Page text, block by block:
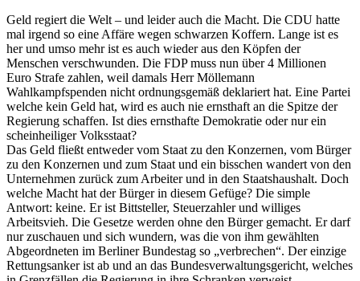
Geld regiert die Welt – und leider auch die Macht. Die CDU hatte
mal irgend so eine Affäre wegen schwarzen Koffern. Lange ist es
her und umso mehr ist es auch wieder aus den Köpfen der
Menschen verschwunden. Die FDP muss nun über 4 Millionen
Euro Strafe zahlen, weil damals Herr Möllemann
Wahlkampfspenden nicht ordnungsgemäß deklariert hat. Eine Partei
welche kein Geld hat, wird es auch nie ernsthaft an die Spitze der
Regierung schaffen. Ist dies ernsthafte Demokratie oder nur ein
scheinheiliger Volksstaat?
Das Geld fließt entweder vom Staat zu den Konzernen, vom Bürger
zu den Konzernen und zum Staat und ein bisschen wandert von den
Unternehmen zurück zum Arbeiter und in den Staatshaushalt. Doch
welche Macht hat der Bürger in diesem Gefüge? Die simple
Antwort: keine. Er ist Bittsteller, Steuerzahler und williges
Arbeitsvieh. Die Gesetze werden ohne den Bürger gemacht. Er darf
nur zuschauen und sich wundern, was die von ihm gewählten
Abgeordneten im Berliner Bundestag so „verbrechen“. Der einzige
Rettungsanker ist ab und an das Bundesverwaltungsgericht, welches